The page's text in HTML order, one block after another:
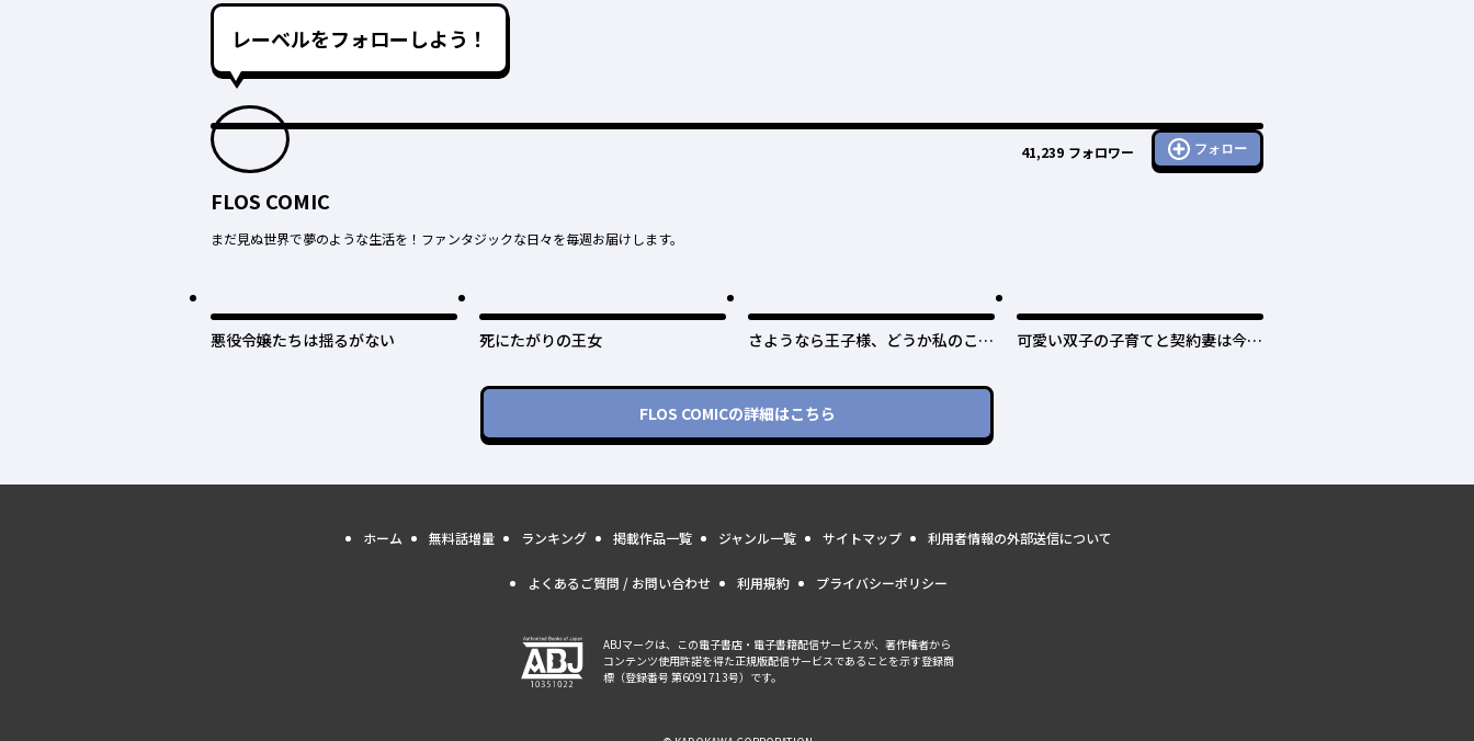
レーベルをフォローしよう！
41,239 フォロワー フォロー
FLOS COMIC
まだ見ぬ世界で夢のような生活を！ファンタジックな日々を毎週お届けします。
悪役令嬢たちは揺るがない 死にたがりの王女
さようなら王子様、どうか私のこと
可愛い双子の子育てと契約妻は今日
FLOS COMICの詳細はこちら
ホーム 無料話増量 ランキング 掲載作品一覧 ジャンル一覧 サイトマップ 利用者情報の外部送信について
よくあるご質問 / お問い合わせ 利用規約 プライバシーポリシー
ABJマークは、この電子書店・電子書籍配信サービスが、著作権者から
コンテンツ使用許諾を得た正規版配信サービスであることを示す登録商
標（登録番号 第6091713号）です。